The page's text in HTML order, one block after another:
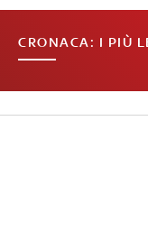
CRONACA: I PIÙ